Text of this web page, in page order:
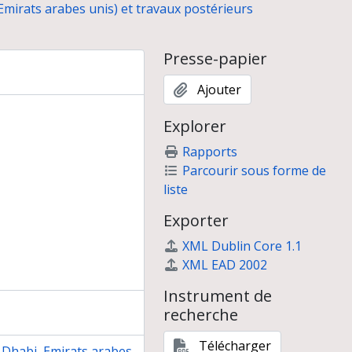
Dhabi et de Sharjah
Bahreïn (novembre 1979)
du Yémen"
du delta de la Murghab (Turkménistan)
piémonts du Kopet Dagh, Turkménistan (mai 1996)
arabes unis) et travaux postérieurs
Presse-papier
Ajouter
Explorer
Rapports
Parcourir sous forme de
liste
Exporter
XML Dublin Core 1.1
XML EAD 2002
Instrument de
recherche
Télécharger